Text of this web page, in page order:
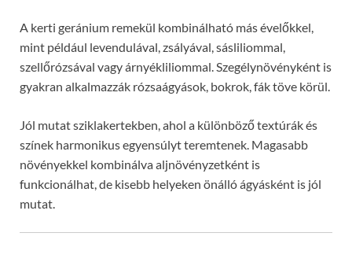
A kerti geránium remekül kombinálható más évelőkkel,
mint például levendulával, zsályával, sásliliommal,
szellőrózsával vagy árnyékliliommal. Szegélynövényként is
gyakran alkalmazzák rózsaágyások, bokrok, fák töve körül.
Jól mutat sziklakertekben, ahol a különböző textúrák és
színek harmonikus egyensúlyt teremtenek. Magasabb
növényekkel kombinálva aljnövényzetként is
funkcionálhat, de kisebb helyeken önálló ágyásként is jól
mutat.